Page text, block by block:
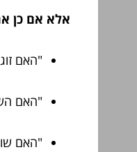
אלא אם כן
"האם
"האם
"האם